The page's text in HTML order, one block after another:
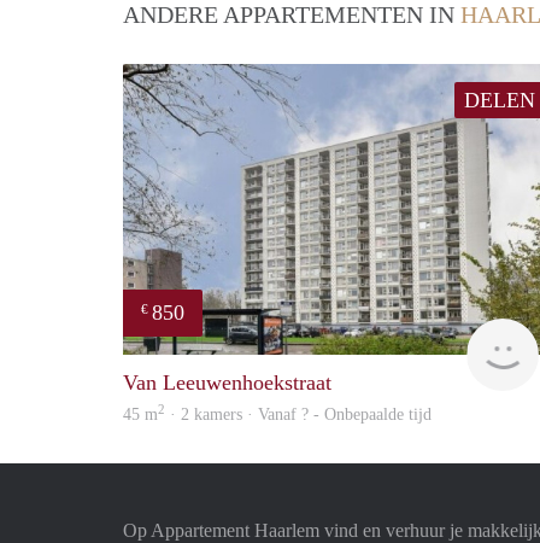
ANDERE APPARTEMENTEN IN
DELEN
€ 850
Van Leeuwenhoekstraat
45 m2 · 2 kamers · Vanaf ? - Onbepaalde tijd
Op Appartement Haarlem vind en verhuur je